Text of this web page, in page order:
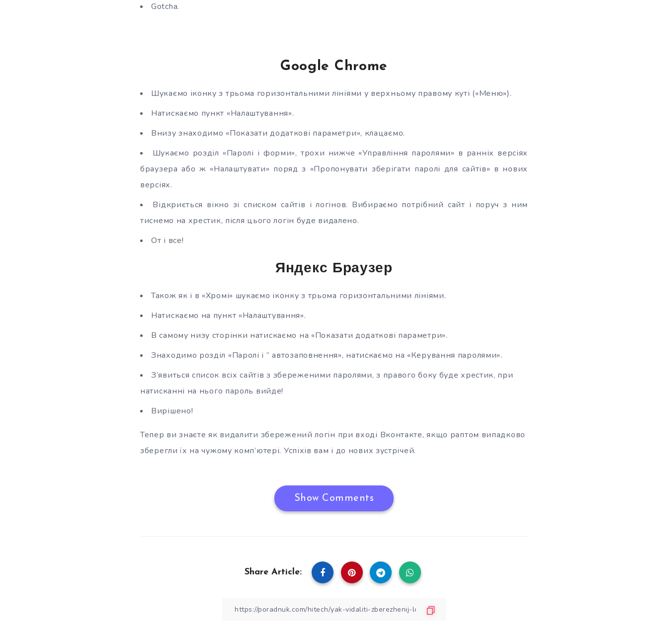
Gotcha.
Google Chrome
Шукаємо іконку з трьома горизонтальними лініями у верхньому правому куті («Меню»).
Натискаємо пункт «Налаштування».
Внизу знаходимо «Показати додаткові параметри», клацаємо.
Шукаємо розділ «Паролі і форми», трохи нижче «Управління паролями» в ранніх версіях
браузера або ж «Налаштувати» поряд з «Пропонувати зберігати паролі для сайтів» в нових
версіях.
Відкриється вікно зі списком сайтів і логінов. Вибираємо потрібний сайт і поруч з ним
тиснемо на хрестик, після цього логін буде видалено.
От і все!
Яндекс Браузер
Також як і в «Хромі» шукаємо іконку з трьома горизонтальними лініями.
Натискаємо на пункт «Налаштування».
В самому низу сторінки натискаємо на «Показати додаткові параметри».
Знаходимо розділ «Паролі і ” автозаповнення», натискаємо на «Керування паролями».
З’явиться список всіх сайтів з збереженими паролями, з правого боку буде хрестик, при
натисканні на нього пароль вийде!
Вирішено!
Тепер ви знаєте як видалити збережений логін при вході Вконтакте, якщо раптом випадково
зберегли їх на чужому комп’ютері. Успіхів вам і до нових зустрічей.
Show Comments
Share Article: